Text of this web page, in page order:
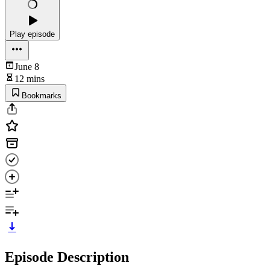
Play episode
June 8
12 mins
Bookmarks
Episode Description